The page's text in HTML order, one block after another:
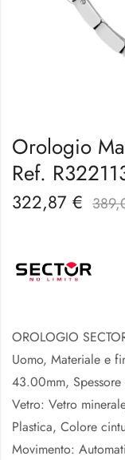
Orologio
Ref.
322,87 €
OROLOGIO
Uomo, Materiale e
43.00mm,
Vetro: Vetro
Plastica, Colore
Movimento: